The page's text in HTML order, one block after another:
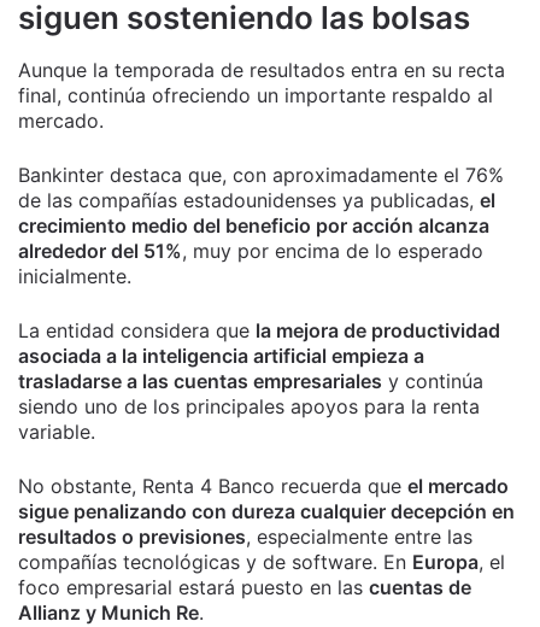
siguen sosteniendo las bolsas
Aunque la temporada de resultados entra en su recta
final, continúa ofreciendo un importante respaldo al
mercado.
Bankinter destaca que, con aproximadamente el 76%
de las compañías estadounidenses ya publicadas, el
crecimiento medio del beneficio por acción alcanza
alrededor del 51%, muy por encima de lo esperado
inicialmente.
La entidad considera que la mejora de productividad
asociada a la inteligencia artificial empieza a
trasladarse a las cuentas empresariales y continúa
siendo uno de los principales apoyos para la renta
variable.
No obstante, Renta 4 Banco recuerda que el mercado
sigue penalizando con dureza cualquier decepción en
resultados o previsiones, especialmente entre las
compañías tecnológicas y de software. En Europa, el
foco empresarial estará puesto en las cuentas de
Allianz y Munich Re.